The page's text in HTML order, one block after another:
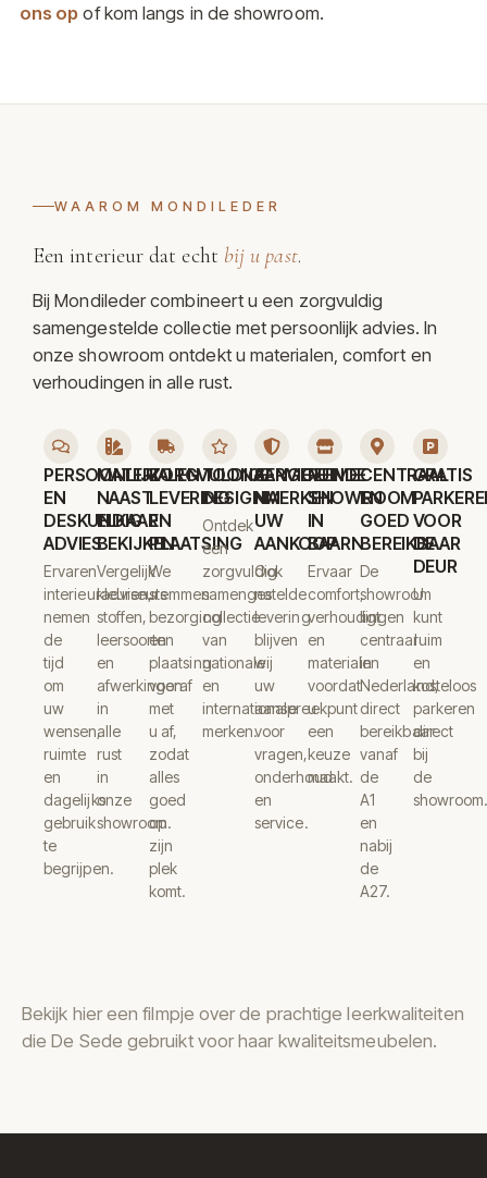
ons op of kom langs in de showroom.
WAAROM MONDILEDER
Een interieur dat echt bij u past.
Bij Mondileder combineert u een zorgvuldig
samengestelde collectie met persoonlijk advies. In
onze showroom ontdekt u materialen, comfort en
verhoudingen in alle rust.
PERSOONLIJK
EN
DESKUNDIG
ADVIES
Ervaren
interieuradviseurs
nemen
de
tijd
om
uw
wensen,
ruimte
en
dagelijks
gebruik
te
begrijpen.
MATERIALEN
NAAST
ELKAAR
BEKIJKEN
Vergelijk
kleuren,
stoffen,
leersoorten
en
afwerkingen
in
alle
rust
in
onze
showroom.
ZORGVULDIGE
LEVERING
EN
PLAATSING
We
stemmen
bezorging
en
plaatsing
vooraf
met
u af,
zodat
alles
goed
op
zijn
plek
komt.
TOONAANGEVENDE
DESIGNMERKEN
Ontdek
een
zorgvuldig
samengestelde
collectie
van
nationale
en
internationale
merken.
SERVICE
NA
UW
AANKOOP
Ook
na
levering
blijven
wij
uw
aanspreekpunt
voor
vragen,
onderhoud
en
service.
RUIME
SHOWROOM
IN
BAARN
Ervaar
comfort,
verhoudingen
en
materialen
voordat
u
een
keuze
maakt.
CENTRAAL
EN
GOED
BEREIKBAAR
De
showroom
ligt
centraal
in
Nederland,
direct
bereikbaar
vanaf
de
A1
en
nabij
de
A27.
GRATIS
VOOR
DE
DEUR
U
kunt
ruim
en
kosteloos
parkeren
direct
bij
de
Bekijk hier een filmpje over de prachtige leerkwaliteiten
die De Sede gebruikt voor haar kwaliteitsmeubelen.